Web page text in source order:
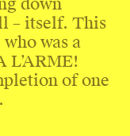
– itself. This
was a
of one